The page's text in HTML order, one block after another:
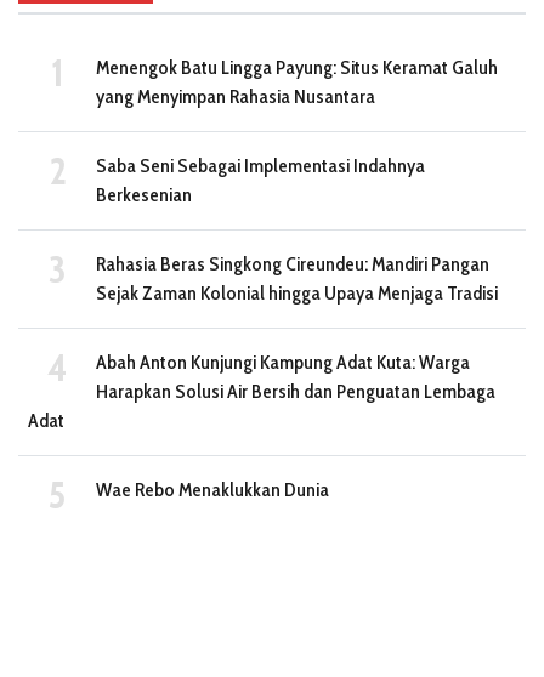
Menengok Batu Lingga Payung: Situs Keramat Galuh
yang Menyimpan Rahasia Nusantara
Saba Seni Sebagai Implementasi Indahnya
Berkesenian
Rahasia Beras Singkong Cireundeu: Mandiri Pangan
Sejak Zaman Kolonial hingga Upaya Menjaga Tradisi
Abah Anton Kunjungi Kampung Adat Kuta: Warga
Harapkan Solusi Air Bersih dan Penguatan Lembaga
Adat
Wae Rebo Menaklukkan Dunia